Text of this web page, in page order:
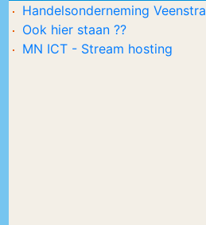
Handelsonderneming Veenstra
Ook hier staan ??
MN ICT - Stream hosting